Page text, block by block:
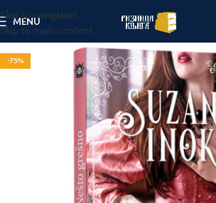
Skip to navigation
Skip to main content
MENU
-75%